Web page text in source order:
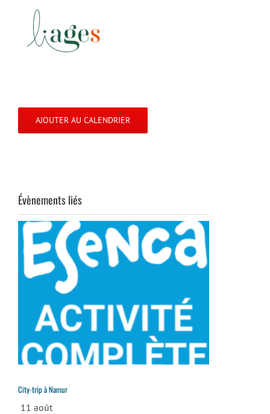
AJOUTER AU CALENDRIER
Évènements liés
City-trip à Namur
11 août